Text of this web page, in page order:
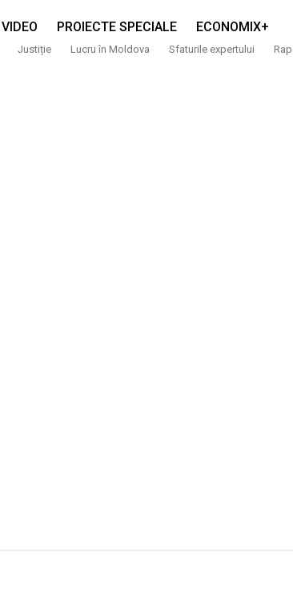
VIDEO PROIECTE SPECIALE ECONOMIX+
Justiție Lucru în Moldova Sfaturile expertului